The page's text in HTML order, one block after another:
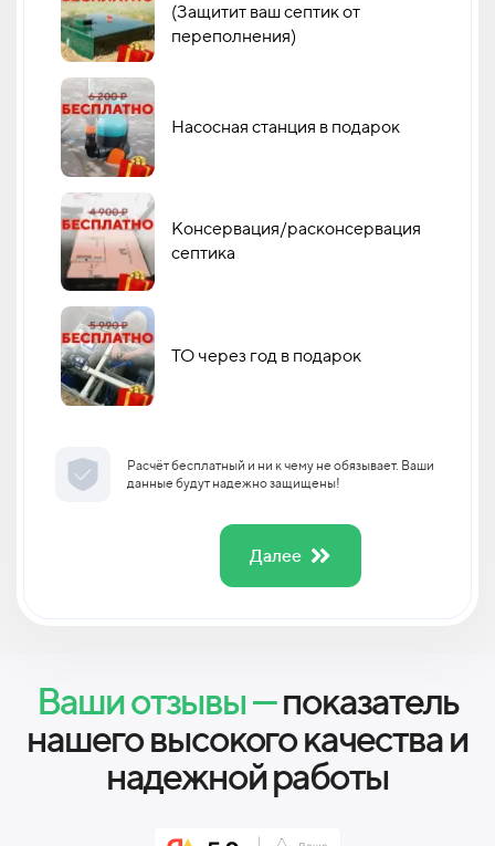
(Защитит ваш септик от
переполнения)
Насосная станция в подарок
Консервация/расконсервация
септика
ТО через год в подарок
Расчёт бесплатный и ни к чему не обязывает. Ваши
данные будут надежно защищены!
Далее
Ваши отзывы —показатель
нашего высокого качества и
надежной работы